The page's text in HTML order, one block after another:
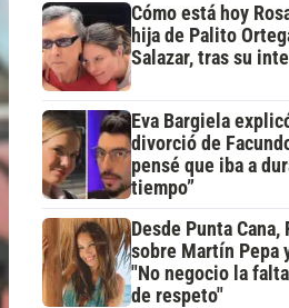
Cómo está hoy
hija de Palito
Salazar, tras su
Eva Bargiela
divorció de
pensé que iba a
tiempo”
Desde Punta Cana,
sobre Martín Pepa
"No negocio la
de respeto"